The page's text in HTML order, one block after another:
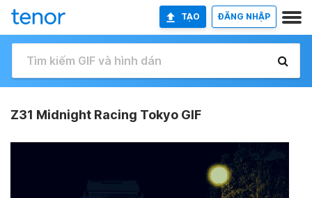
TẠO ĐĂNG NHẬP
Z31 Midnight Racing Tokyo GIF